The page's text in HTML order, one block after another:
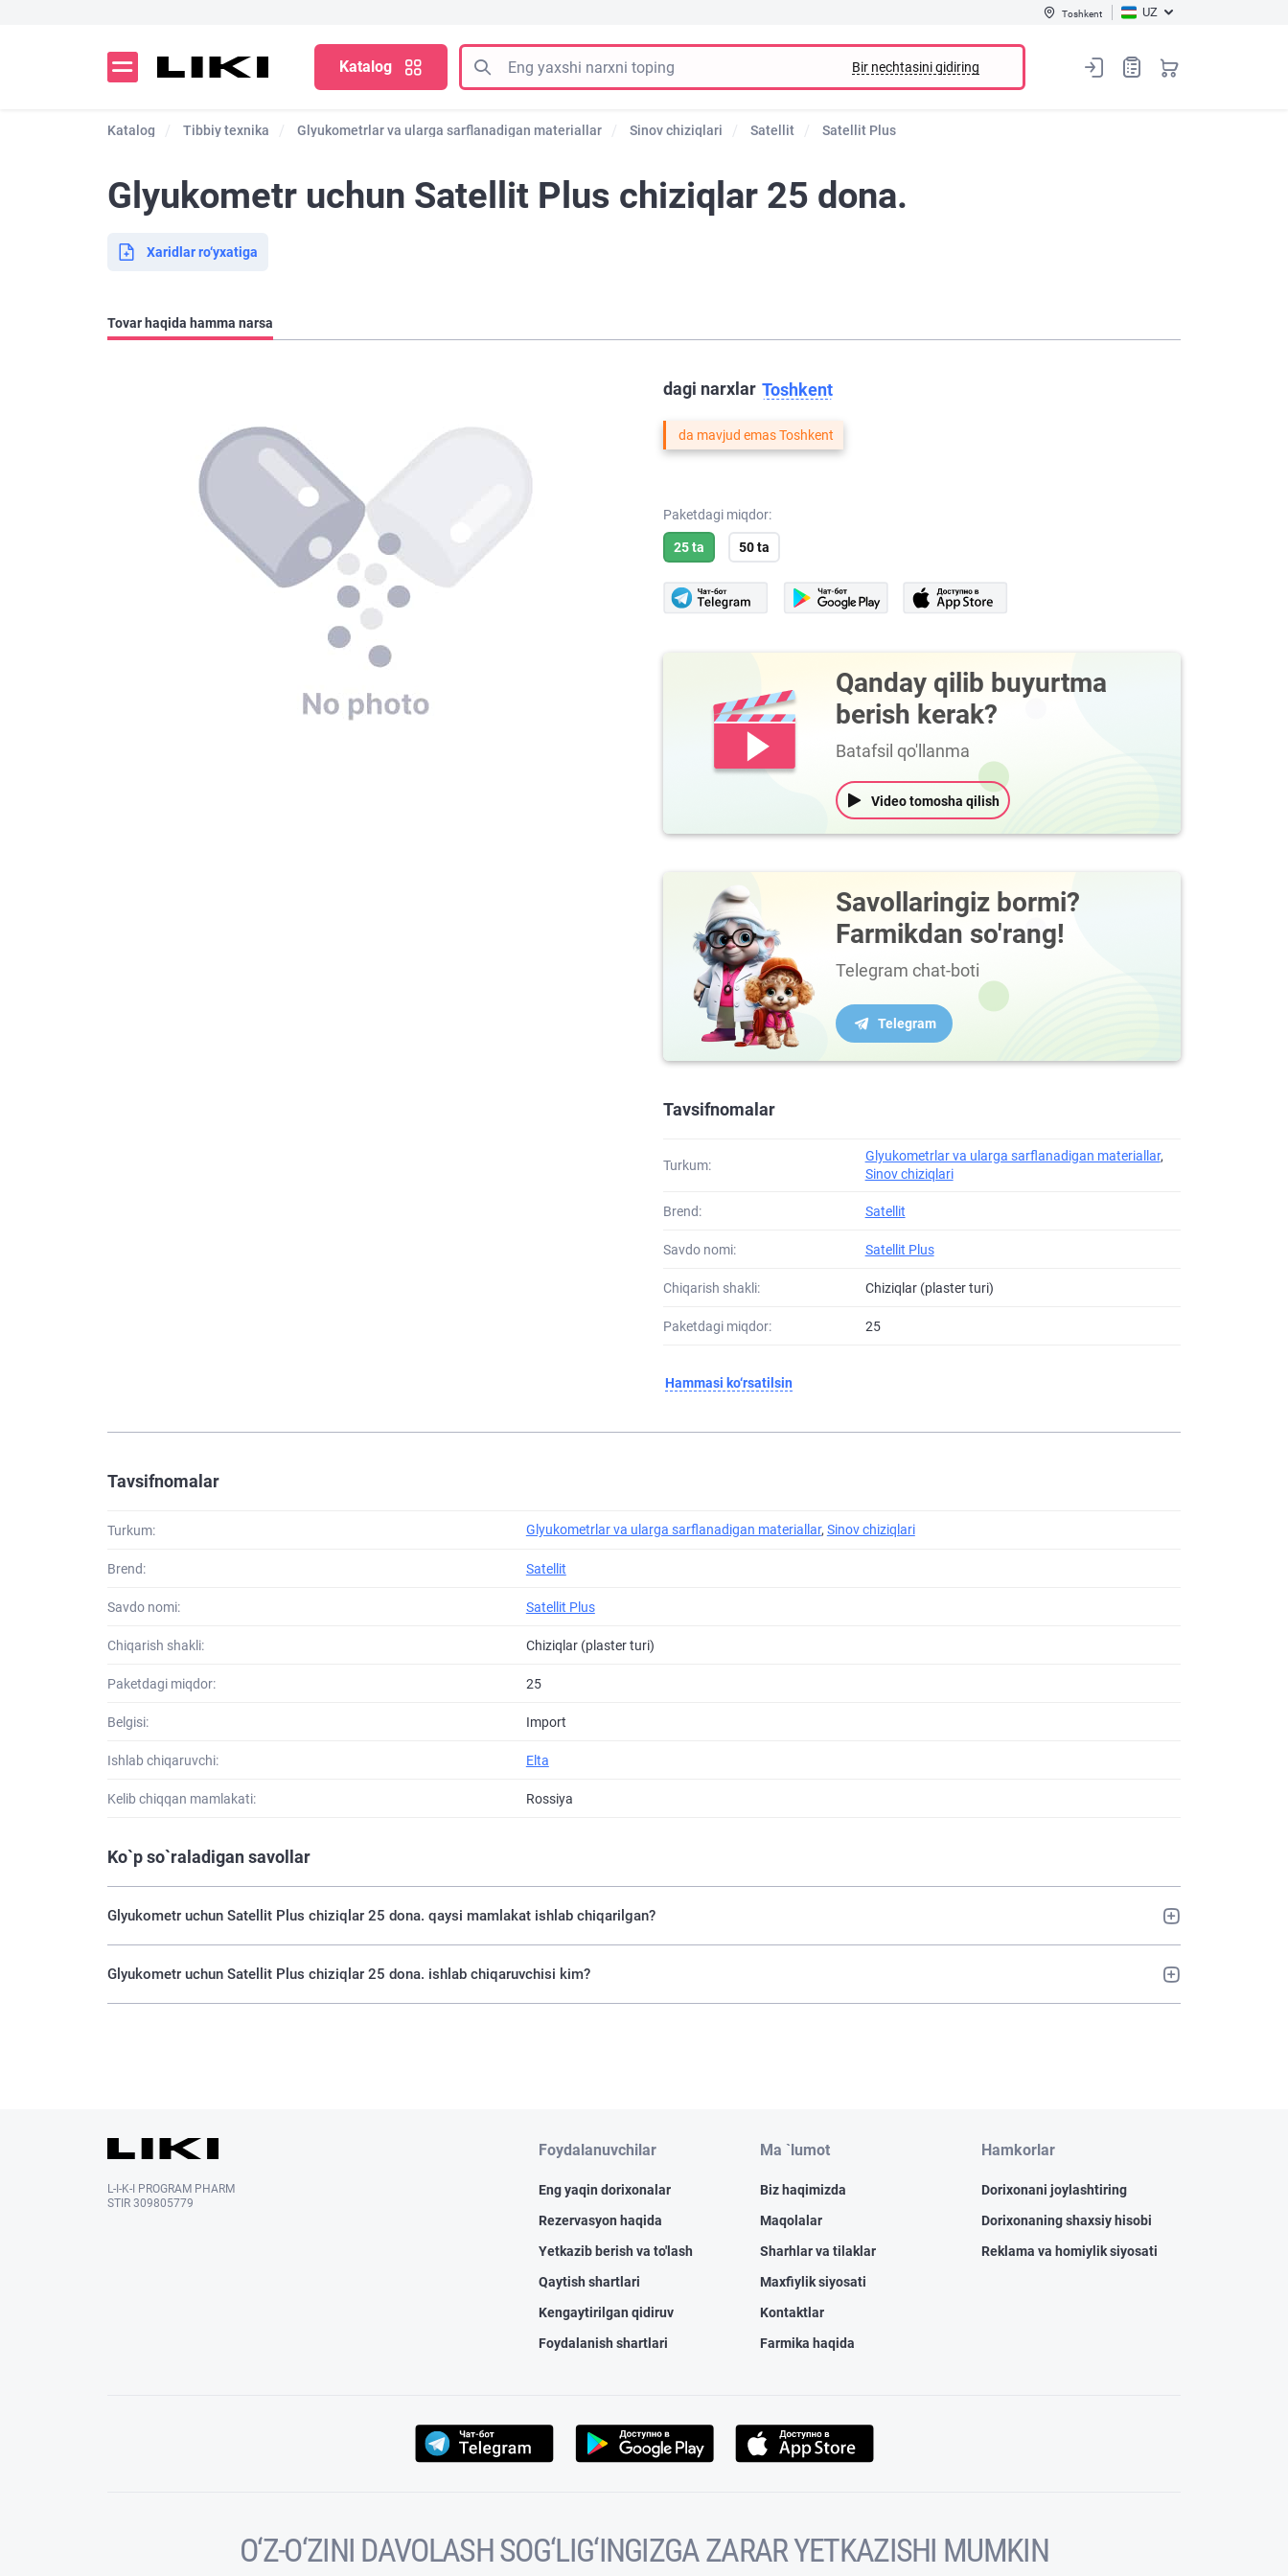
Toshkent UZ
Katalog Bir nechtasini qidiring
Katalog Tibbiy texnika Glyukometrlar va ularga sarflanadigan materiallar Sinov chiziqlari Satellit Satellit Plus
Glyukometr uchun Satellit Plus chiziqlar 25 dona.
Xaridlar ro‘yxatiga
Tovar haqida hamma narsa
dagi narxlar Toshkent
da mavjud emas Toshkent
Paketdagi miqdor:
25 ta 50 ta
Qanday qilib buyurtma
berish kerak?
Batafsil qo'llanma
Video tomosha qilish
Savollaringiz bormi?
Farmikdan so'rang!
Telegram chat-boti
Telegram
Tavsifnomalar
Turkum:
Glyukometrlar va ularga sarflanadigan materiallar,
Sinov chiziqlari
Brend: Satellit
Savdo nomi: Satellit Plus
Chiqarish shakli: Chiziqlar (plaster turi)
Paketdagi miqdor: 25
Hammasi ko‘rsatilsin
Tavsifnomalar
Turkum: Glyukometrlar va ularga sarflanadigan materiallar, Sinov chiziqlari
Brend: Satellit
Savdo nomi: Satellit Plus
Chiqarish shakli: Chiziqlar (plaster turi)
Paketdagi miqdor: 25
Belgisi: Import
Ishlab chiqaruvchi: Elta
Kelib chiqqan mamlakati: Rossiya
Ko`p so`raladigan savollar
Glyukometr uchun Satellit Plus chiziqlar 25 dona. qaysi mamlakat ishlab chiqarilgan?
Glyukometr uchun Satellit Plus chiziqlar 25 dona. ishlab chiqaruvchisi kim?
L-I-K-I PROGRAM PHARM
STIR 309805779
Foydalanuvchilar
Eng yaqin dorixonalar
Rezervasyon haqida
Yetkazib berish va to'lash
Qaytish shartlari
Kengaytirilgan qidiruv
Foydalanish shartlari
Ma `lumot
Biz haqimizda
Maqolalar
Sharhlar va tilaklar
Maxfiylik siyosati
Kontaktlar
Farmika haqida
Hamkorlar
Dorixonani joylashtiring
Dorixonaning shaxsiy hisobi
Reklama va homiylik siyosati
O‘Z-O‘ZINI DAVOLASH SOG‘LIG‘INGIZGA ZARAR YETKAZISHI MUMKIN